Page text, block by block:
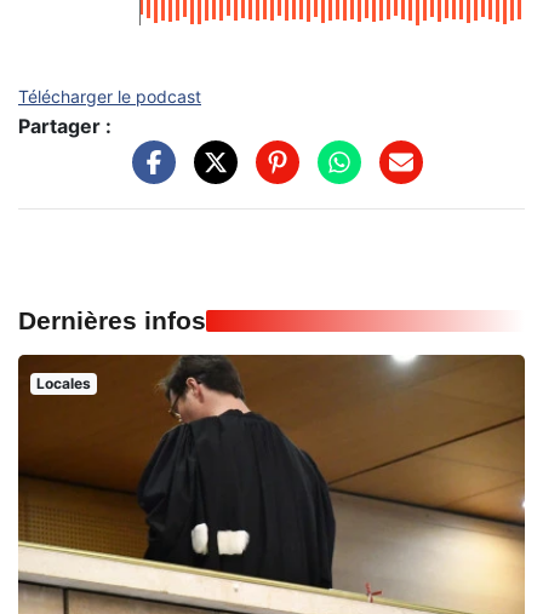
Télécharger le podcast
Partager :
Dernières infos
Locales